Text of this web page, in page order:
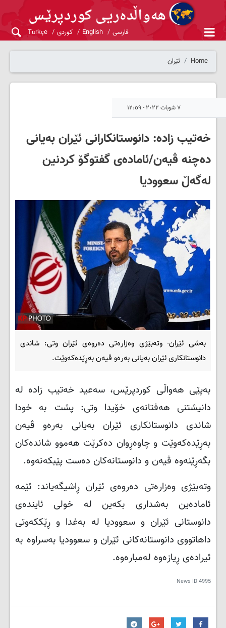
فارسی English کوردی Türkçe
Home ئێران
٧ شوبات ٢٠٢٢ - ١٢:٥٩
خەتیب زادە: دانوستانکارانی ئێران بەیانی
دەچنە ڤیەن/ئامادەی گفتوگۆ کردنین
لەگەڵ سعوودیا
بەشی ئێران- وتەبێژی وەزارەتی دەروەی ئێران وتی: شاندی
دانوستانکاری ئێران بەیانی بەرەو ڤیەن بەڕێدەکەوێت.
بەپێی هەواڵی کوردپرێس، سەعید خەتیب زادە لە
دانیشتنی هەفتانەی خۆیدا وتی: پشت بە خودا
شاندی دانوستانکاری ئێران بەیانی بەرەو ڤیەن
بەڕێدەکەوێت و چاوەڕوان دەکرێت هەموو شاندەکان
بگەڕێنەوە ڤیەن و دانوستانەکان دەست پێبکەنەوە.
وتەبێژی وەزارەتی دەروەی ئێران ڕاشیگەیاند: ئێمە
ئامادەین بەشداری بکەین لە خولی ئایندەی
دانوستانی ئێران و سعوودیا لە بەغدا و ڕێککەوتی
داهاتووی دانوستانەکانی ئێران و سعوودیا بەسراوە بە
ئیرادەی ڕیازەوە لەمبارەوە.
News ID4995